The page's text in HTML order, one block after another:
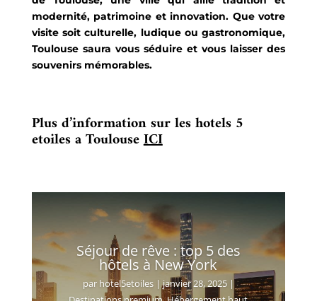
modernité, patrimoine et innovation. Que votre
visite soit culturelle, ludique ou gastronomique,
Toulouse saura vous séduire et vous laisser des
souvenirs mémorables.
Plus d’information sur les hotels 5
etoiles a ToulouseICI
Séjour de rêve : top 5 des
hôtels à New York
par hotel5etoiles|janvier 28, 2025|